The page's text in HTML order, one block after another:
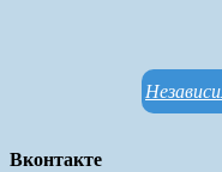
Вконтакте